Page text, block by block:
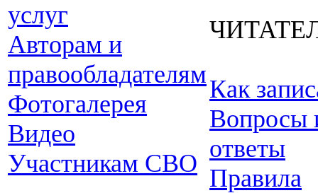
услуг
Авторам и
правообладателям
Фотогалерея
Видео
Участникам СВО
Как
Вопросы
ответы
Правила